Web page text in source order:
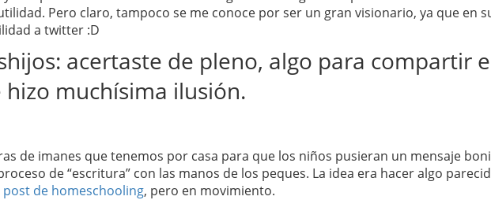
Pero claro, tampoco se me conoce por ser un gran visionario, ya que en
a twitter :D
acertaste de pleno, algo para compartir
hizo muchísima ilusión.
de imanes que tenemos por casa para que los niños pusieran un mensaje
de “escritura” con las manos de los peques. La idea era hacer algo
post de homeschooling, pero en movimiento.